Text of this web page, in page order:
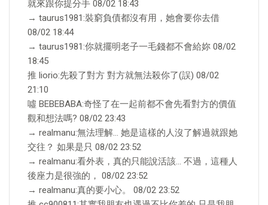
就來跟你提分手 08/02 18:43
→ taurus1981:裝窮負債都沒有用，她會要你去借
08/02 18:44
→ taurus1981:你就擺明老子一毛錢都不會給妳 08/02
18:45
推 liorio:先殺了對方 對方就無法殺你了(誤) 08/02
21:10
噓 BEBEBABA:奇怪了在一起前都不會先看對方的價值
觀和想法嗎? 08/02 23:43
→ realmanu:無法理解… 她是這樣的人沒了解過就跟她
交往？ 如果是只 08/02 23:52
→ realmanu:看外表，真的只能說活該… 不過，這種人
後座力是很強的， 08/02 23:52
→ realmanu:真的要小心。 08/02 23:52